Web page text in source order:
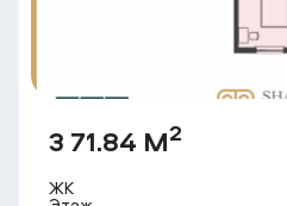
3 71.84 М2
ЖК